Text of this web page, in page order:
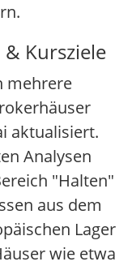
Kursziele
mehrere
aktualisiert.
Analysen
"Halten"
aus dem
Lager
wie etwa